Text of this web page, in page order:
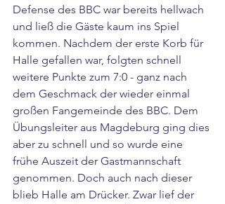
Defense des BBC war bereits hellwach
und ließ die Gäste kaum ins Spiel
kommen. Nachdem der erste Korb für
Halle gefallen war, folgten schnell
weitere Punkte zum 7:0 - ganz nach
dem Geschmack der wieder einmal
großen Fangemeinde des BBC. Dem
Übungsleiter aus Magdeburg ging dies
aber zu schnell und so wurde eine
frühe Auszeit der Gastmannschaft
genommen. Doch auch nach dieser
blieb Halle am Drücker. Zwar lief der